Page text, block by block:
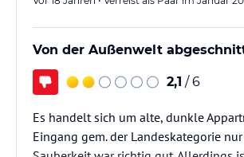
Von der Außenwelt
2,1 / 6
Es handelt sich um alte, dunkle
Eingang gem. der Landeskategorie